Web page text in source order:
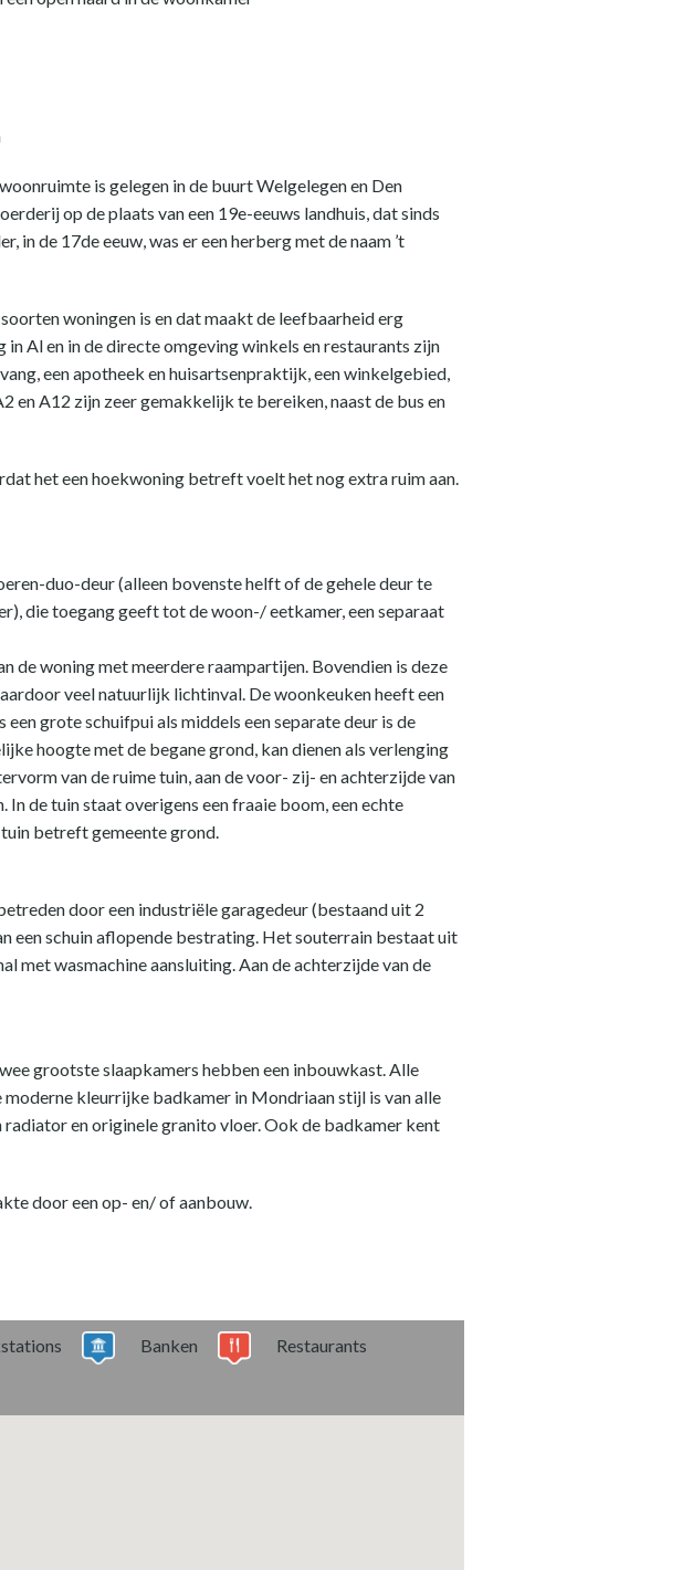
is gelegen in de buurt Welgelegen en Den
op de plaats van een 19e-eeuws landhuis, dat sinds
de 17de eeuw, was er een herberg met de naam ’t
woningen is en dat maakt de leefbaarheid erg
Al en in de directe omgeving winkels en restaurants zijn
een apotheek en huisartsenpraktijk, een winkelgebied,
en A12 zijn zeer gemakkelijk te bereiken, naast de bus en
het een hoekwoning betreft voelt het nog extra ruim aan.
duo-deur (alleen bovenste helft of de gehele deur te
die toegang geeft tot de woon-/ eetkamer, een separaat
de woning met meerdere raampartijen. Bovendien is deze
veel natuurlijk lichtinval. De woonkeuken heeft een
grote schuifpui als middels een separate deur is de
hoogte met de begane grond, kan dienen als verlenging
van de ruime tuin, aan de voor- zij- en achterzijde van
de tuin staat overigens een fraaie boom, een echte
betreft gemeente grond.
door een industriële garagedeur (bestaand uit 2
een schuin aflopende bestrating. Het souterrain bestaat uit
met wasmachine aansluiting. Aan de achterzijde van de
grootste slaapkamers hebben een inbouwkast. Alle
kleurrijke badkamer in Mondriaan stijl is van alle
en originele granito vloer. Ook de badkamer kent
door een op- en/ of aanbouw.
Banken
Restaurants